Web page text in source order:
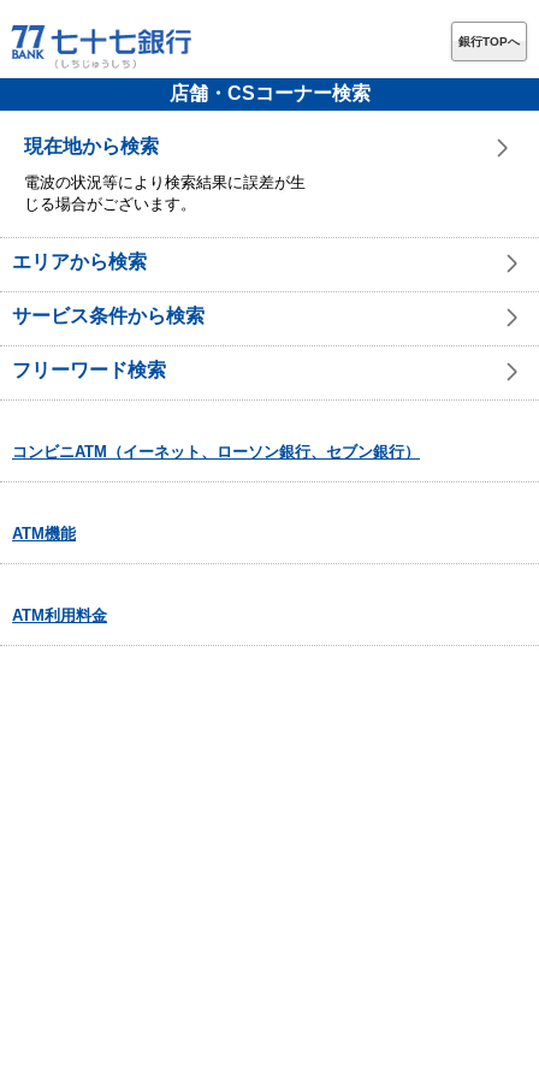
銀行TOPへ
店舗・CSコーナー検索
現在地から検索
電波の状況等により検索結果に誤差が生
じる場合がございます。
エリアから検索
サービス条件から検索
フリーワード検索
コンビニATM（イーネット、ローソン銀行、セブン銀行）
ATM機能
ATM利用料金